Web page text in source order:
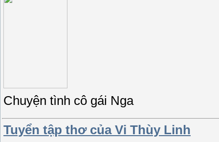
Chuyện tình cô gái Nga
Tuyển tập thơ của Vi Thùy Linh